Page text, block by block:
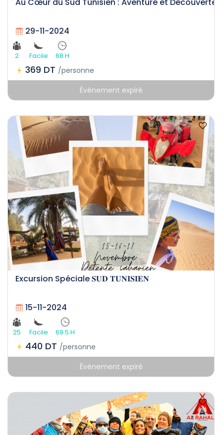
29-11-2024
2 Facile 68 H
369 DT /personne
Événement expiré
Excursion Spéciale 𝐒𝐔𝐃 𝐓𝐔𝐍𝐈𝐒𝐈𝐄𝐍
15-11-2024
25 Facile 69.5 H
440 DT /personne
Événement expiré